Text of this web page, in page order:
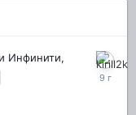
Инфинити,